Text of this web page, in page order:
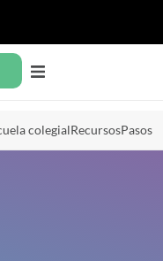
colegialRecursosPasos